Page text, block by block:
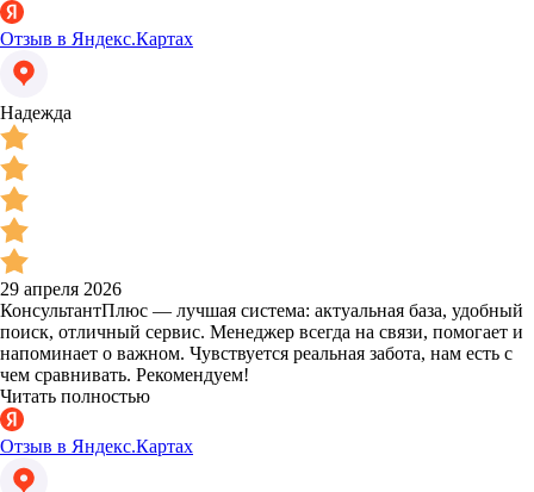
Отзыв в Яндекс.Картах
Надежда
29 апреля 2026
КонсультантПлюс — лучшая система: актуальная база, удобный
поиск, отличный сервис. Менеджер всегда на связи, помогает и
напоминает о важном. Чувствуется реальная забота, нам есть с
чем сравнивать. Рекомендуем!
Читать полностью
Отзыв в Яндекс.Картах